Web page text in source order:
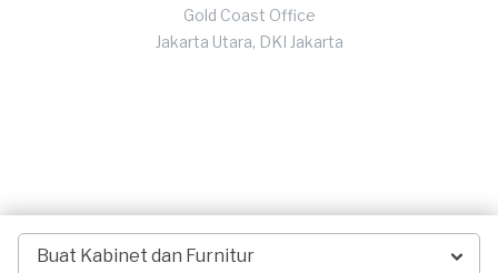
Buat Kabinet dan Furnitur
Gold Coast Office
Jakarta Utara, DKI Jakarta